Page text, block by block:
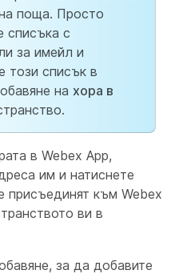
поща. Просто
списъка с
за имейл и
този списък в
на хора в
в Webex App,
им и натиснете
присъединят към Webex
ви в
за да добавите